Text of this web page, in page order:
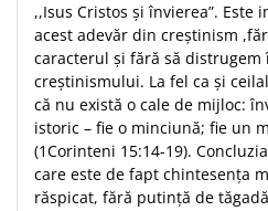
,,Isus Cristos şi învierea”. Este
acest adevăr din creştinism
caracterul şi fără să distrugem
creştinismului. La fel ca şi
că nu există o cale de mijloc:
istoric – fie o minciună; fie un
(1Corinteni 15:14-19).
care este de fapt chintesenţa
răspicat, fără putinţă de